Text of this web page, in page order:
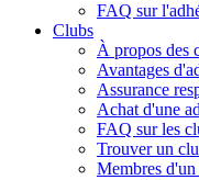
FAQ sur
Clubs
À propos des
Avantages
Assurance
Achat d'une
FAQ sur les
Trouver un
Membres